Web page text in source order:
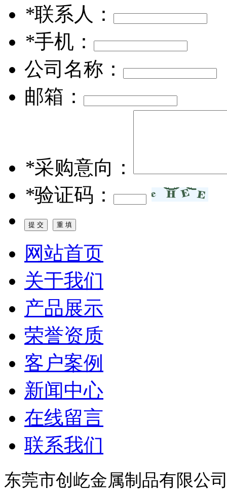
*联系人：
*手机：
公司名称：
邮箱：
*采购意向：
*验证码：
网站首页
关于我们
产品展示
荣誉资质
客户案例
新闻中心
在线留言
联系我们
东莞市创屹金属制品有限公